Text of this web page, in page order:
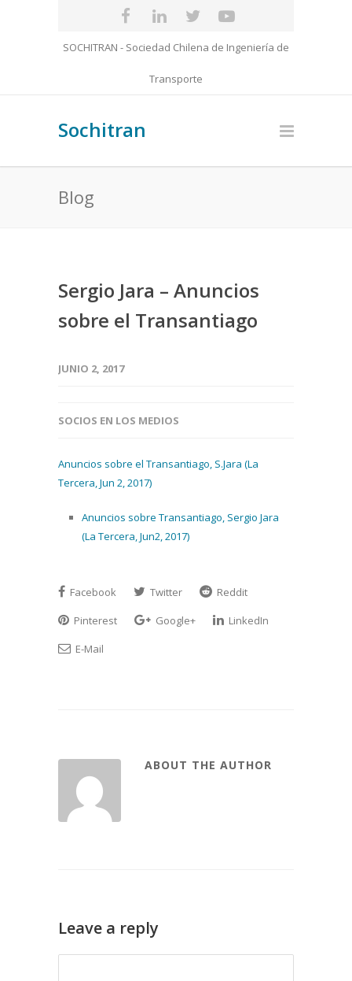
SOCHITRAN - Sociedad Chilena de Ingeniería de
Transporte
Sochitran
Blog
Sergio Jara – Anuncios
sobre el Transantiago
JUNIO 2, 2017
SOCIOS EN LOS MEDIOS
Anuncios sobre el Transantiago, S.Jara (La
Tercera, Jun 2, 2017)
Anuncios sobre Transantiago, Sergio Jara
(La Tercera, Jun2, 2017)
Facebook Twitter
Reddit
Pinterest
Google+
LinkedIn
E-Mail
ABOUT THE AUTHOR
Leave a reply